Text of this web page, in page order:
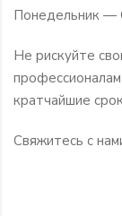
Понедельник —
Не рискуйте
кратчайшие
Свяжитесь с